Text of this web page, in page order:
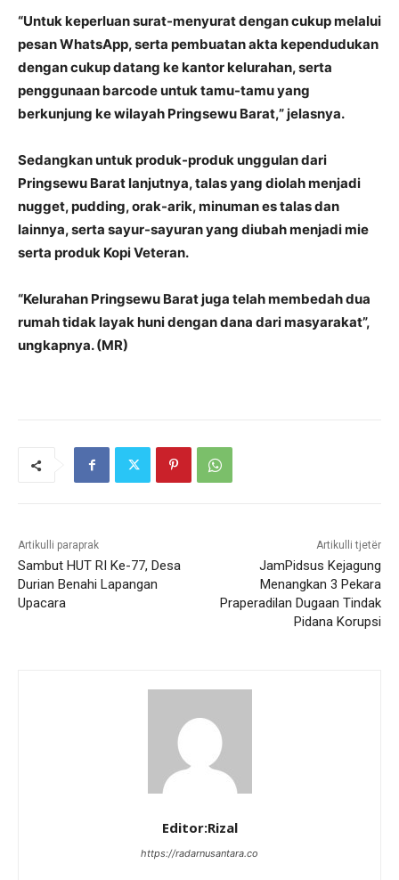
“Untuk keperluan surat-menyurat dengan cukup melalui
pesan WhatsApp, serta pembuatan akta kependudukan
dengan cukup datang ke kantor kelurahan, serta
penggunaan barcode untuk tamu-tamu yang
berkunjung ke wilayah Pringsewu Barat,” jelasnya.
Sedangkan untuk produk-produk unggulan dari
Pringsewu Barat lanjutnya, talas yang diolah menjadi
nugget, pudding, orak-arik, minuman es talas dan
lainnya, serta sayur-sayuran yang diubah menjadi mie
serta produk Kopi Veteran.
“Kelurahan Pringsewu Barat juga telah membedah dua
rumah tidak layak huni dengan dana dari masyarakat”,
ungkapnya. (MR)
Artikulli paraprak
Sambut HUT RI Ke-77, Desa
Durian Benahi Lapangan
Upacara
Artikulli tjetër
JamPidsus Kejagung
Menangkan 3 Pekara
Praperadilan Dugaan Tindak
Pidana Korupsi
Editor:Rizal
https://radarnusantara.co